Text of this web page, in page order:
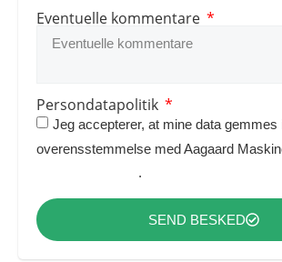
Eventuelle kommentare
Persondatapolitik
Jeg accepterer, at mine data gemmes
overensstemmelse med Aagaard
.
SEND BESKED